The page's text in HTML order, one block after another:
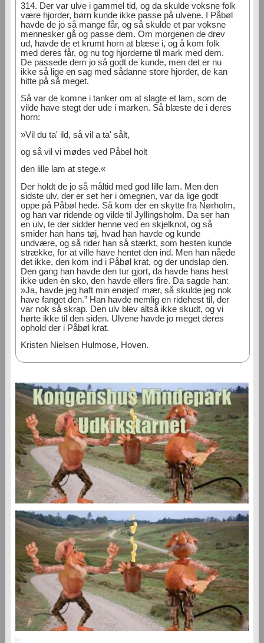
314. Der var ulve i gammel tid, og da skulde voksne folk
være hjorder, børn kunde ikke passe på ulvene. I Påbøl
havde de jo så mange får, og så skulde et par voksne
mennesker gå og passe dem. Om morgenen de drev
ud, havde de et krumt horn at blæse i, og å kom folk
med deres får, og nu tog hjorderne til mark med dem.
De passede dem jo så godt de kunde, men det er nu
ikke så lige en sag med sådanne store hjorder, de kan
hitte på så meget.
Så var de komne i tanker om at slagte et lam, som de
vilde have stegt der ude i marken. Så blæste de i deres
horn:
»Vil du ta' ild, så vil a ta' sålt,
og så vil vi mødes ved Påbel holt
den lille lam at stege.«
Der holdt de jo så måltid med god lille lam. Men den
sidste ulv, der er set her i omegnen, var da lige godt
oppe på Påbøl hede. Så kom der en skytte fra Nørholm,
og han var ridende og vilde til Jyllingsholm. Da ser han
en ulv, te der sidder henne ved en skjelknot, og så
smider han hans tøj, hvad han havde og kunde
undvære, og så rider han så stærkt, som hesten kunde
strække, for at ville have hentet den ind. Men han nåede
det ikke, den kom ind i Påbøl krat, og der undslap den.
Den gang han havde den tur gjort, da havde hans hest
ikke uden èn sko, den havde ellers fire. Da sagde han:
»Ja, havde jeg haft min enøjed' mær, så skulde jeg nok
have fanget den.” Han havde nemlig en ridehest til, der
var nok så skrap. Den ulv blev altså ikke skudt, og vi
hørte ikke til den siden. Ulvene havde jo meget deres
ophold der i Påbøl krat.
Kristen Nielsen Hulmose, Hoven.